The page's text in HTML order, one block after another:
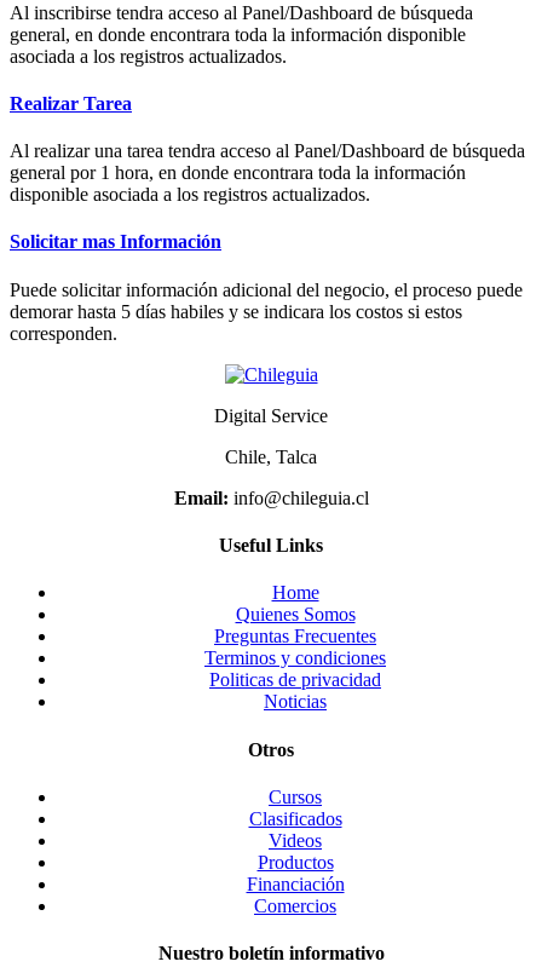
Al inscribirse tendra acceso al Panel/Dashboard de búsqueda
general, en donde encontrara toda la información disponible
asociada a los registros actualizados.
Realizar Tarea
Al realizar una tarea tendra acceso al Panel/Dashboard de búsqueda
general por 1 hora, en donde encontrara toda la información
disponible asociada a los registros actualizados.
Solicitar mas Información
Puede solicitar información adicional del negocio, el proceso puede
demorar hasta 5 días habiles y se indicara los costos si estos
corresponden.
Digital Service
Chile, Talca
Email: info@chileguia.cl
Useful Links
Home
Quienes Somos
Preguntas Frecuentes
Terminos y condiciones
Politicas de privacidad
Noticias
Otros
Cursos
Clasificados
Videos
Productos
Financiación
Comercios
Nuestro boletín informativo